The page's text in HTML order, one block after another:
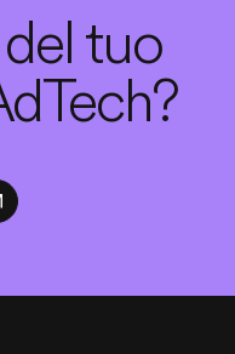
tuo